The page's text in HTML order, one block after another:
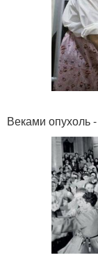
Веками опухоль